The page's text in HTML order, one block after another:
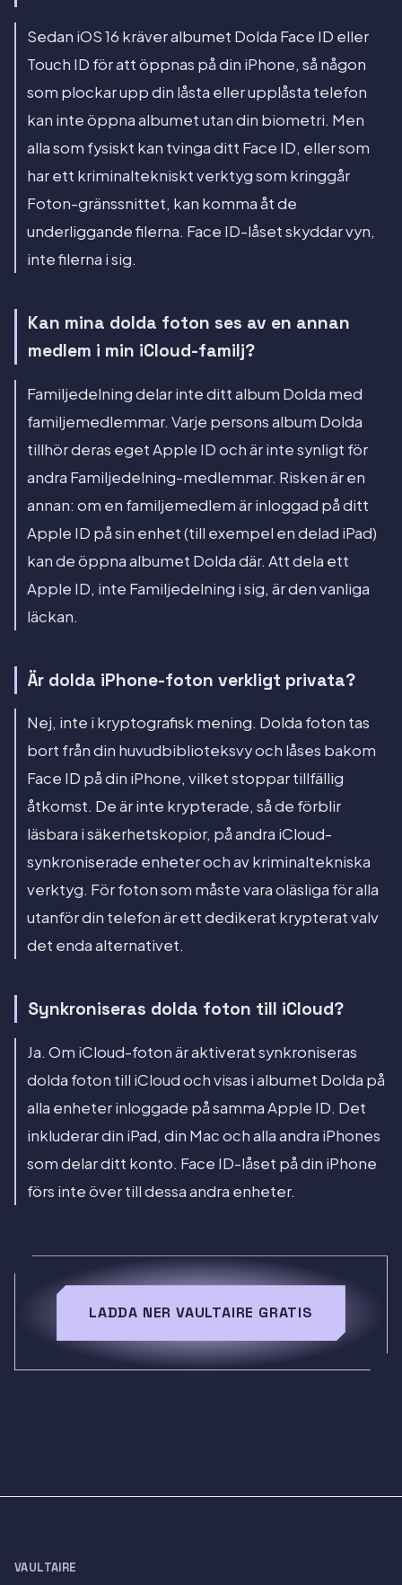
Sedan iOS 16 kräver albumet Dolda Face ID eller
Touch ID för att öppnas på din iPhone, så någon
som plockar upp din låsta eller upplåsta telefon
kan inte öppna albumet utan din biometri. Men
alla som fysiskt kan tvinga ditt Face ID, eller som
har ett kriminaltekniskt verktyg som kringgår
Foton-gränssnittet, kan komma åt de
underliggande filerna. Face ID-låset skyddar vyn,
inte filerna i sig.
Kan mina dolda foton ses av en annan
medlem i min iCloud-familj?
Familjedelning delar inte ditt album Dolda med
familjemedlemmar. Varje persons album Dolda
tillhör deras eget Apple ID och är inte synligt för
andra Familjedelning-medlemmar. Risken är en
annan: om en familjemedlem är inloggad på ditt
Apple ID på sin enhet (till exempel en delad iPad)
kan de öppna albumet Dolda där. Att dela ett
Apple ID, inte Familjedelning i sig, är den vanliga
läckan.
Är dolda iPhone-foton verkligt privata?
Nej, inte i kryptografisk mening. Dolda foton tas
bort från din huvudbiblioteksvy och låses bakom
Face ID på din iPhone, vilket stoppar tillfällig
åtkomst. De är inte krypterade, så de förblir
läsbara i säkerhetskopior, på andra iCloud-
synkroniserade enheter och av kriminaltekniska
verktyg. För foton som måste vara oläsliga för alla
utanför din telefon är ett dedikerat krypterat valv
det enda alternativet.
Synkroniseras dolda foton till iCloud?
Ja. Om iCloud-foton är aktiverat synkroniseras
dolda foton till iCloud och visas i albumet Dolda på
alla enheter inloggade på samma Apple ID. Det
inkluderar din iPad, din Mac och alla andra iPhones
som delar ditt konto. Face ID-låset på din iPhone
förs inte över till dessa andra enheter.
LADDA NER VAULTAIRE GRATIS
VAULTAIRE